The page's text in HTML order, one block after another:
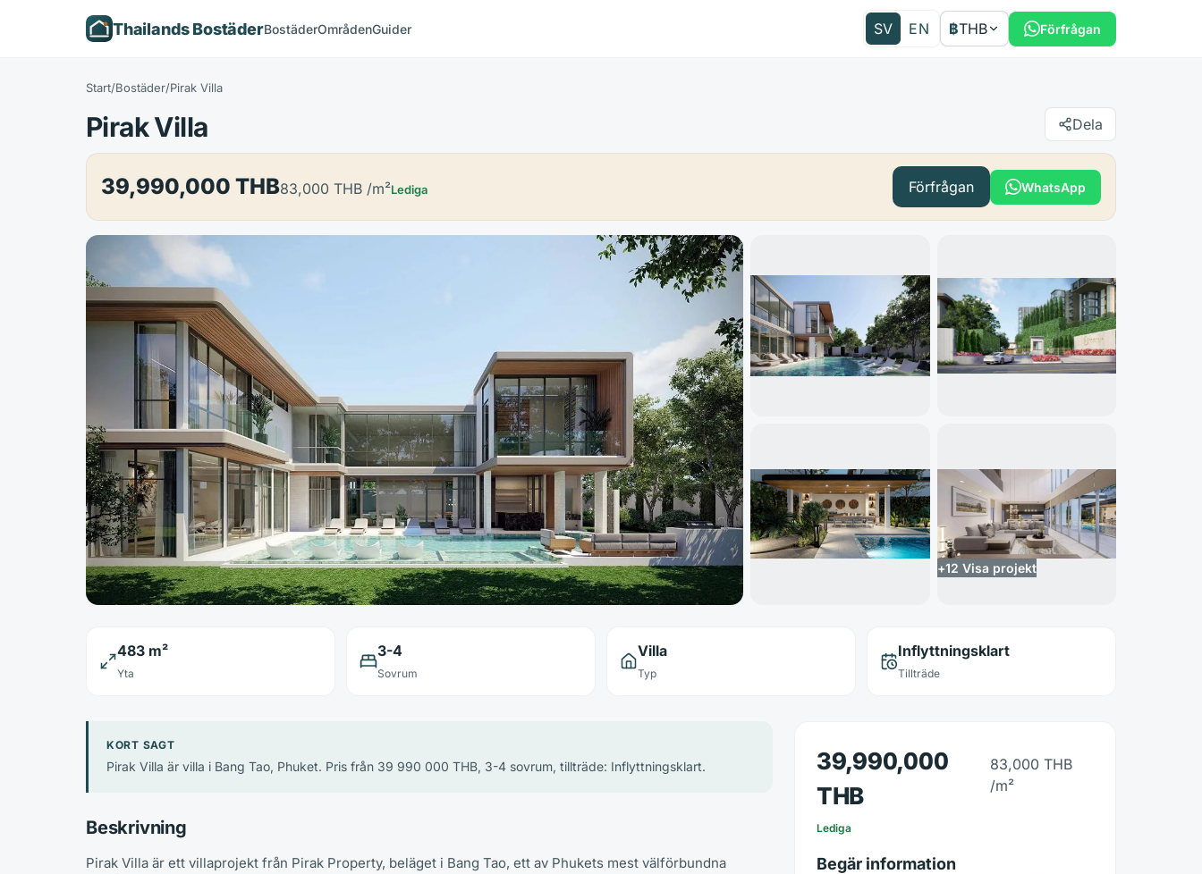
Thailands BostäderBostäderOmrådenGuider SV EN ฿THB Förfrågan
Start/Bostäder/Pirak Villa
Pirak Villa Dela
39,990,000 THB83,000 THB /m²Lediga Förfrågan WhatsApp
+12 Visa projekt
483 m²
Yta
3-4
Sovrum
Villa
Typ
Inflyttningsklart
Tillträde
KORT SAGT
Pirak Villa är villa i Bang Tao, Phuket. Pris från 39 990 000 THB, 3-4 sovrum, tillträde: Inflyttningsklart.
Beskrivning
Pirak Villa är ett villaprojekt från Pirak Property, beläget i Bang Tao, ett av Phukets mest välförbundna
39,990,000
THB
83,000 THB
/m²
Lediga
Begär information